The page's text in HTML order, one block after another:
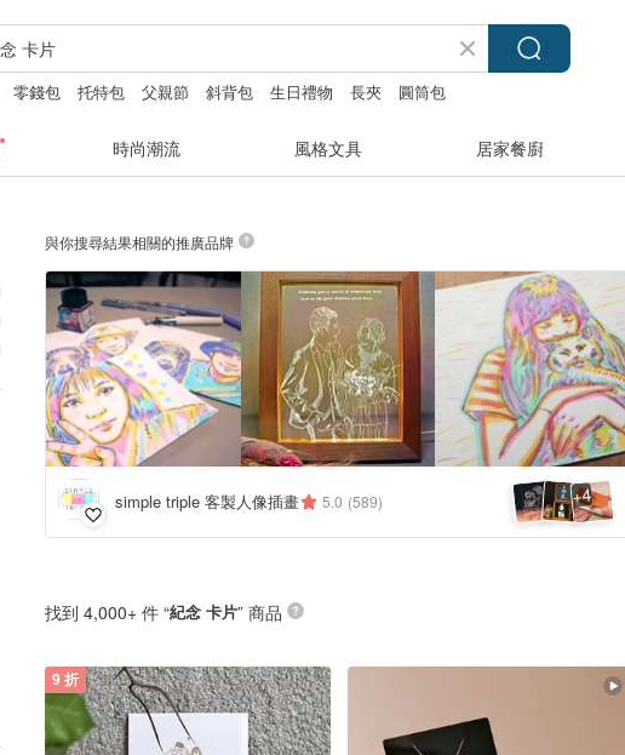
零錢包 托特包 父親節 斜背包 生日禮物 長夾 圓筒包
時尚潮流 風格文具 居家餐廚
與你搜尋結果相關的推廣品牌
simple triple 客製人像插畫 5.0 (589) +4
找到 4,000+ 件 “紀念 卡片” 商品
9 折